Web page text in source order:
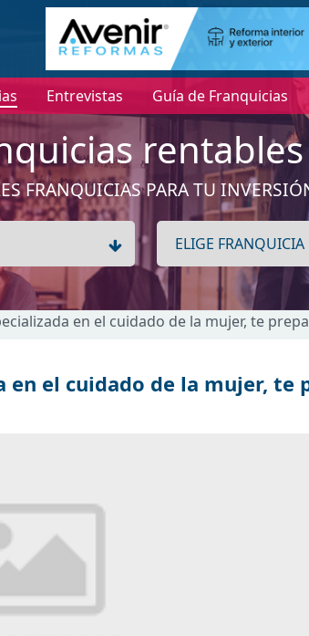
Entrevistas Guía de Franquicias
FRANQUICIAS PARA TU
en el cuidado de la mujer, te
el cuidado de la mujer, te